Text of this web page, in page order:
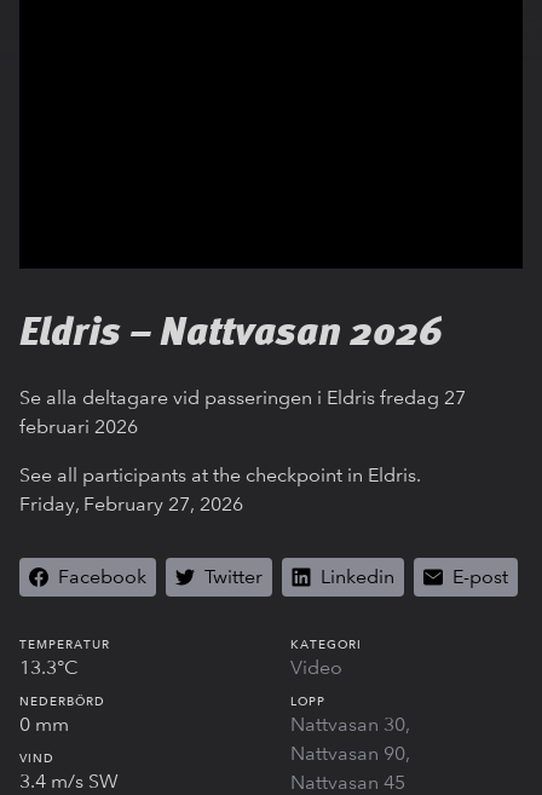
Eldris – Nattvasan 2026
Se alla deltagare vid passeringen i Eldris fredag 27
februari 2026
See all participants at the checkpoint in Eldris.
Friday, February 27, 2026
Facebook Twitter Linkedin E-post
TEMPERATUR
13.3°C
NEDERBÖRD
0 mm
VIND
3.4 m/s SW
KATEGORI
Video
LOPP
Nattvasan 30
Nattvasan 90
Nattvasan 45